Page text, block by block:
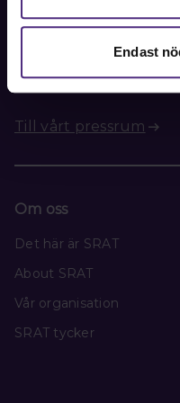
Endast
Pressansvarig finns
kansliets ordinarie
Till vårt pressrum
Om oss
Det här är SRAT
About SRAT
Vår organisation
SRAT tycker